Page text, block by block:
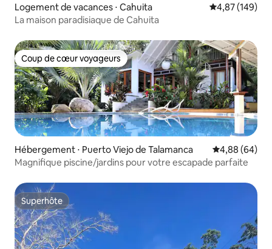
Logement de vacances ⋅ Cahuita Évaluation
4,87 (149)
La maison paradisiaque de Cahuita
Coup de cœur voyageurs
Coup de cœur voyageurs
Hébergement ⋅ Puerto Viejo de Talamanca Évaluation
4,88 (64)
Magnifique piscine/jardins pour votre escapade parfaite
Superhôte
Superhôte